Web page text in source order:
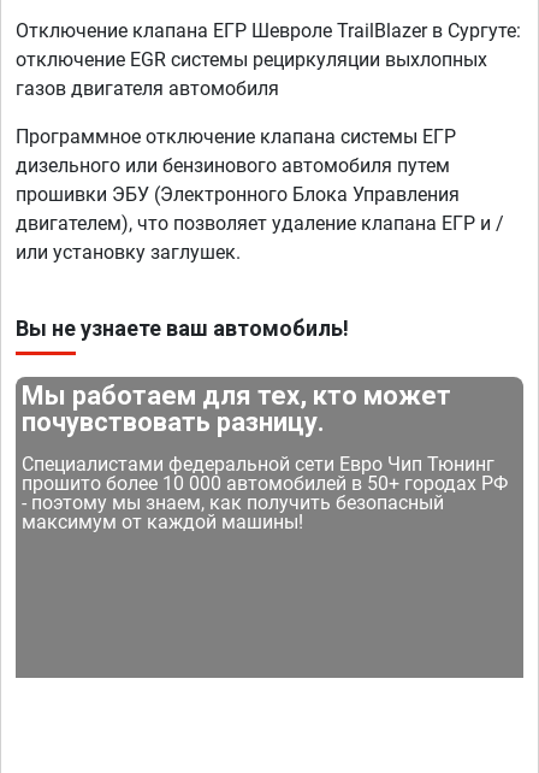
Отключение клапана ЕГР Шевроле TrailBlazer в Сургуте:
отключение EGR системы рециркуляции выхлопных
газов двигателя автомобиля
Программное отключение клапана системы ЕГР
дизельного или бензинового автомобиля путем
прошивки ЭБУ (Электронного Блока Управления
двигателем), что позволяет удаление клапана ЕГР и /
или установку заглушек.
Вы не узнаете ваш автомобиль!
Мы работаем для тех, кто может
почувствовать разницу.
Специалистами федеральной сети Евро Чип Тюнинг
прошито более 10 000 автомобилей в 50+ городах РФ
- поэтому мы знаем, как получить безопасный
максимум от каждой машины!